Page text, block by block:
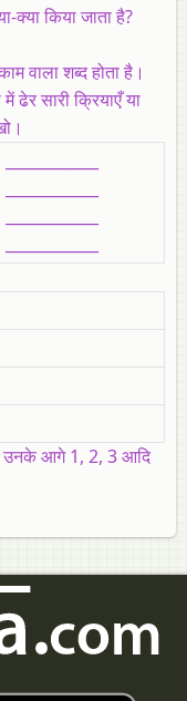
क्या किया जाता है?
वाला शब्द होता है।
सारी क्रियाएँ या
से उनके आगे 1, 2, 3 आदि